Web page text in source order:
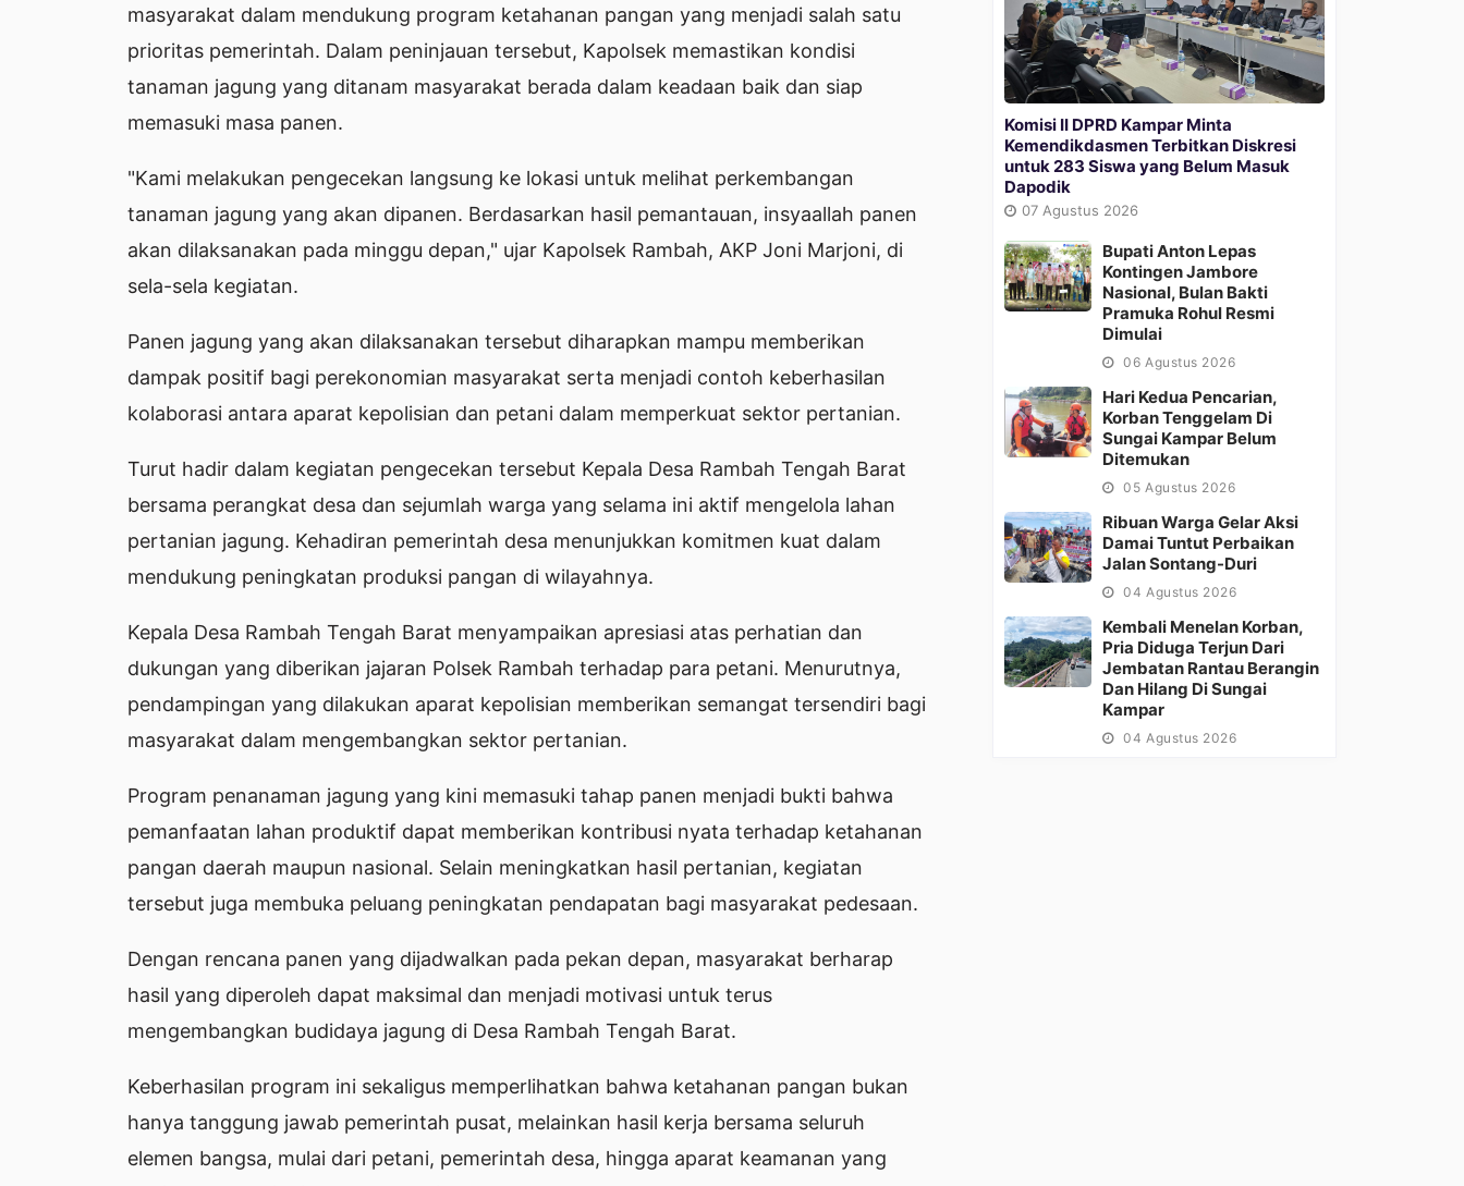
masyarakat dalam mendukung program ketahanan pangan yang menjadi salah satu
prioritas pemerintah. Dalam peninjauan tersebut, Kapolsek memastikan kondisi
tanaman jagung yang ditanam masyarakat berada dalam keadaan baik dan siap
memasuki masa panen.
"Kami melakukan pengecekan langsung ke lokasi untuk melihat perkembangan
tanaman jagung yang akan dipanen. Berdasarkan hasil pemantauan, insyaallah panen
akan dilaksanakan pada minggu depan," ujar Kapolsek Rambah, AKP Joni Marjoni, di
sela-sela kegiatan.
Panen jagung yang akan dilaksanakan tersebut diharapkan mampu memberikan
dampak positif bagi perekonomian masyarakat serta menjadi contoh keberhasilan
kolaborasi antara aparat kepolisian dan petani dalam memperkuat sektor pertanian.
Turut hadir dalam kegiatan pengecekan tersebut Kepala Desa Rambah Tengah Barat
bersama perangkat desa dan sejumlah warga yang selama ini aktif mengelola lahan
pertanian jagung. Kehadiran pemerintah desa menunjukkan komitmen kuat dalam
mendukung peningkatan produksi pangan di wilayahnya.
Kepala Desa Rambah Tengah Barat menyampaikan apresiasi atas perhatian dan
dukungan yang diberikan jajaran Polsek Rambah terhadap para petani. Menurutnya,
pendampingan yang dilakukan aparat kepolisian memberikan semangat tersendiri bagi
masyarakat dalam mengembangkan sektor pertanian.
Program penanaman jagung yang kini memasuki tahap panen menjadi bukti bahwa
pemanfaatan lahan produktif dapat memberikan kontribusi nyata terhadap ketahanan
pangan daerah maupun nasional. Selain meningkatkan hasil pertanian, kegiatan
tersebut juga membuka peluang peningkatan pendapatan bagi masyarakat pedesaan.
Dengan rencana panen yang dijadwalkan pada pekan depan, masyarakat berharap
hasil yang diperoleh dapat maksimal dan menjadi motivasi untuk terus
mengembangkan budidaya jagung di Desa Rambah Tengah Barat.
Keberhasilan program ini sekaligus memperlihatkan bahwa ketahanan pangan bukan
hanya tanggung jawab pemerintah pusat, melainkan hasil kerja bersama seluruh
elemen bangsa, mulai dari petani, pemerintah desa, hingga aparat keamanan yang
Komisi II DPRD Kampar Minta
Kemendikdasmen Terbitkan Diskresi
untuk 283 Siswa yang Belum Masuk
Dapodik
07 Agustus 2026
Bupati Anton Lepas
Kontingen Jambore
Nasional, Bulan Bakti
Pramuka Rohul Resmi
Dimulai
06 Agustus 2026
Hari Kedua Pencarian,
Korban Tenggelam Di
Sungai Kampar Belum
Ditemukan
05 Agustus 2026
Ribuan Warga Gelar Aksi
Damai Tuntut Perbaikan
Jalan Sontang-Duri
04 Agustus 2026
Kembali Menelan Korban,
Pria Diduga Terjun Dari
Jembatan Rantau Berangin
Dan Hilang Di Sungai
Kampar
04 Agustus 2026